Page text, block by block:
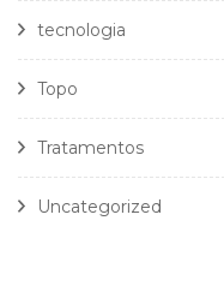
tecnologia
Topo
Tratamentos
Uncategorized